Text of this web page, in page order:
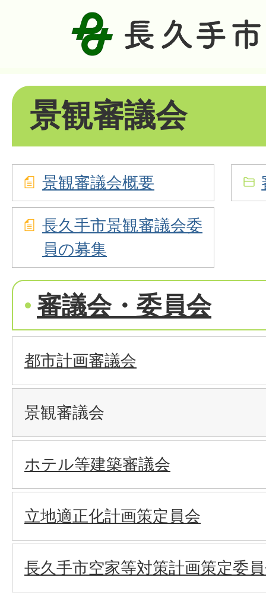
景観審議会
景観審議会概要
長久手市景観審議会委
員の募集
審議会・委員会
都市計画審議会
景観審議会
ホテル等建築審議会
立地適正化計画策定員会
長久手市空家等対策計画策定委